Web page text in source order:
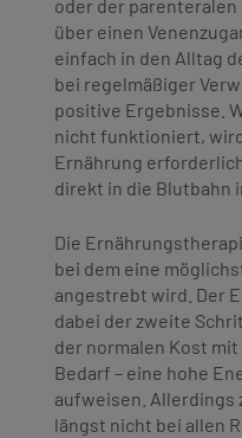
oder der
über einen
einfach in den Alltag
bei regelmäßiger
positive Ergebnisse.
nicht funktioniert,
Ernährung
direkt in die Blutbahn
Die
bei dem eine
angestrebt wird. Der
dabei der zweite
der normalen Kost
Bedarf – eine hohe
aufweisen. Allerdings
längst nicht bei allen